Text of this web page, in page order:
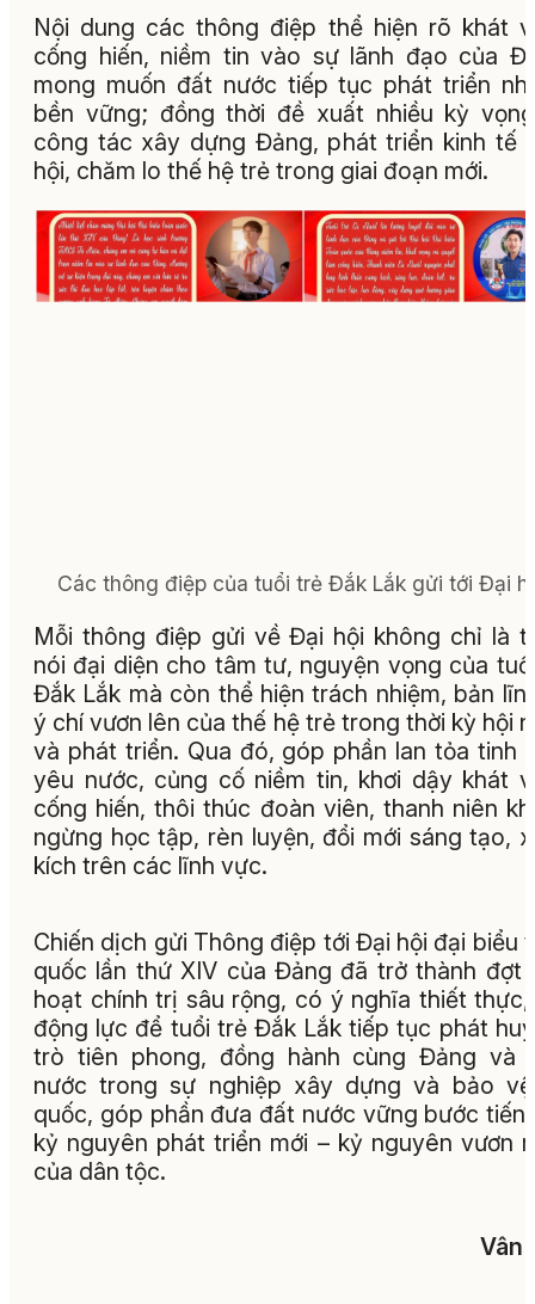
Nội dung các thông điệp thể hiện rõ khát
cống hiến, niềm tin vào sự lãnh đạo của
mong muốn đất nước tiếp tục phát triển
bền vững; đồng thời đề xuất nhiều kỳ
công tác xây dựng Đảng, phát triển kinh tế
hội, chăm lo thế hệ trẻ trong giai đoạn mới.
Các thông điệp của tuổi trẻ Đắk Lắk gửi tới Đại
Mỗi thông điệp gửi về Đại hội không chỉ là
nói đại diện cho tâm tư, nguyện vọng của
Đắk Lắk mà còn thể hiện trách nhiệm, bản
ý chí vươn lên của thế hệ trẻ trong thời kỳ hội
và phát triển. Qua đó, góp phần lan tỏa tinh
yêu nước, củng cố niềm tin, khơi dậy khát
cống hiến, thôi thúc đoàn viên, thanh niên
ngừng học tập, rèn luyện, đổi mới sáng tạo,
kích trên các lĩnh vực.
Chiến dịch gửi Thông điệp tới Đại hội đại biểu
quốc lần thứ XIV của Đảng đã trở thành đợt
hoạt chính trị sâu rộng, có ý nghĩa thiết
động lực để tuổi trẻ Đắk Lắk tiếp tục phát
trò tiên phong, đồng hành cùng Đảng và
nước trong sự nghiệp xây dựng và bảo
quốc, góp phần đưa đất nước vững bước tiến
kỷ nguyên phát triển mới – kỷ nguyên vươn
của dân tộc.
Vân